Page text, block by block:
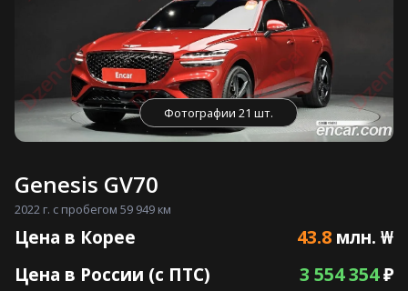
Фотографии 21 шт.
Genesis GV70
2022 г. с пробегом 59 949 км
Цена в Корее 43.8 млн. ₩
Цена в России (с ПТС)
3 554 354₽